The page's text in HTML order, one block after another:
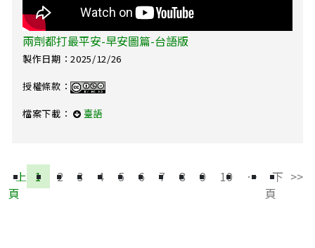
兩劑都打最平安-早安圖篇-台語版
製作日期：2025/12/26
授權條款：
檔案下載： 臺語
上
頁
1 2 3 4 5 6 7 8 9 10 …
下
頁
>>